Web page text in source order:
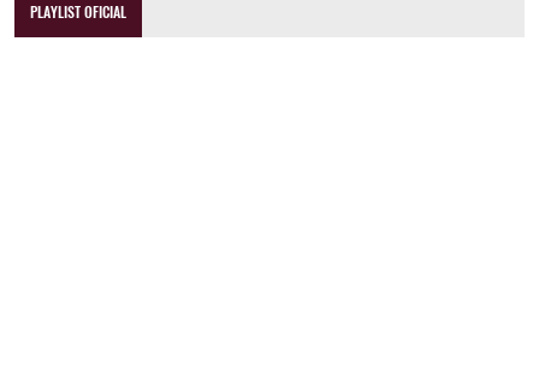
PLAYLIST OFICIAL